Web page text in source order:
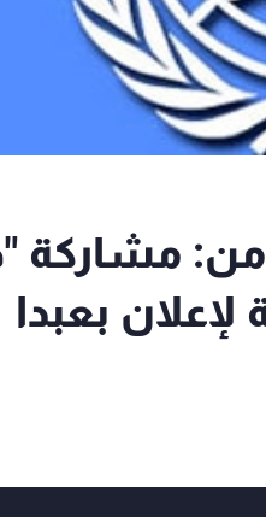
مشاركة
لإعلان بعبدا